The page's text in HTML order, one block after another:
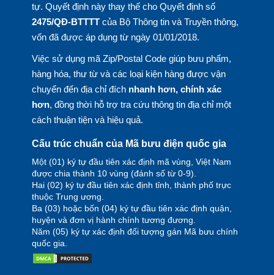
tự. Quyết định này thay thế cho Quyết định số
2475/QĐ-BTTTTcủa Bộ Thông tin và Truyền thông,
vốn đã được áp dụng từ ngày 01/01/2018.
Việc sử dụng mã Zip/Postal Code giúp bưu phẩm,
hàng hóa, thư từ và các loại kiện hàng được vận
chuyển đến địa chỉ đích nhanh hơn, chính xác
hơn, đồng thời hỗ trợ tra cứu thông tin địa chỉ một
cách thuận tiện và hiệu quả.
Cấu trúc chuẩn của Mã bưu điện quốc gia
Một (01) ký tự đầu tiên xác định mã vùng, Việt Nam
được chia thành 10 vùng (đánh số từ 0-9).
Hai (02) ký tự đầu tiên xác định tỉnh, thành phố trực
thuộc Trung ương.
Ba (03) hoặc bốn (04) ký tự đầu tiên xác định quận,
huyện và đơn vị hành chính tương đương.
Năm (05) ký tự xác định đối tượng gán Mã bưu chính
quốc gia.